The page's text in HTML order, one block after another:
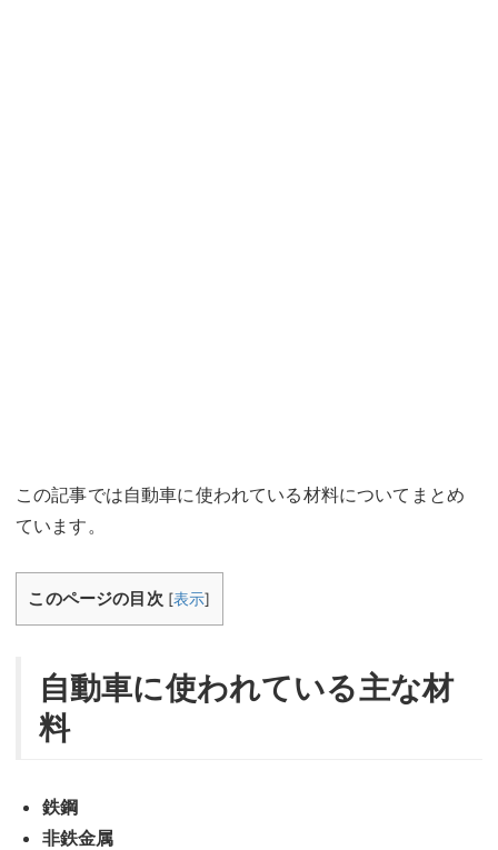
この記事では自動車に使われている材料についてまとめ
ています。
このページの目次 [表示]
自動車に使われている主な材
料
鉄鋼
非鉄金属